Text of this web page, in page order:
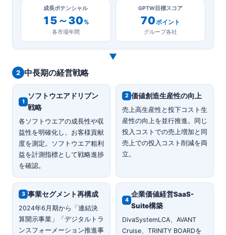
成長ポテンシャル
15～30%
各市場年間
GPTW目標スコア
70ポイント
グループ各社
▼
2 中長期の経営戦略
1
ソフトウエアドリブン
戦略
各ソフトウエアの成長性や収
益性を明確化し、お客様貢献
度を測定。ソフトウエア粗利
益を計測指標として戦略進捗
を確認。
2 価値創造生産性の向上
売上高生産性と投下コスト生
産性の向上を並行推進。同じ
投入コストでの売上増加と同
売上での投入コスト削減を両
立。
3 事業セグメント再構成
2024年6月期から「連結決
算開示事業」「デジタルトラ
ンスフォーメーション推進事
4
企業価値経営SaaS-
Suite構築
DivaSystemLCA、AVANT
Cruise、TRINITY BOARDを